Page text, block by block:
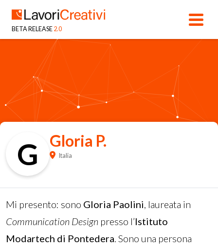
BETA RELEASE 2.0
G Gloria P.
Italia
Mi presento: sono Gloria Paolini, laureata in
Communication Design presso l’Istituto
Modartech di Pontedera. Sono una persona